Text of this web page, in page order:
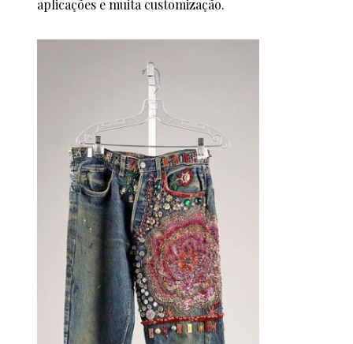
aplicações e muita customização.